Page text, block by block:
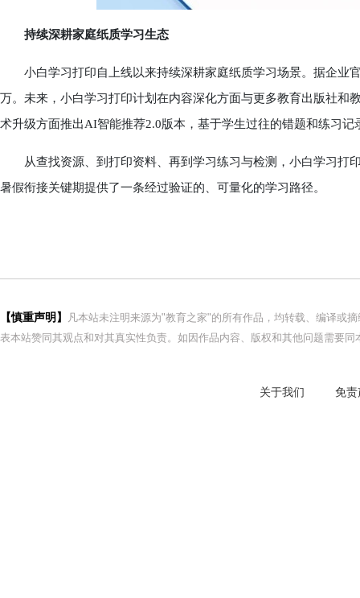
持续深耕家庭纸质学习生态
小白学习打印自上线以来持续深耕家庭纸质学习场景。据企业
万。未来，小白学习打印计划在内容深化方面与更多教育出版社和
术升级方面推出AI智能推荐2.0版本，基于学生过往的错题和练习
从查找资源、到打印资料、再到学习练习与检测，小白学习打
暑假衔接关键期提供了一条经过验证的、可量化的学习路径。
【慎重声明】
凡本站未注明来源为"教育之家"的所有作品，均转载、编译或
表本站赞同其观点和对其真实性负责。如因作品内容、版权和其他问题需要
关于我们 免责